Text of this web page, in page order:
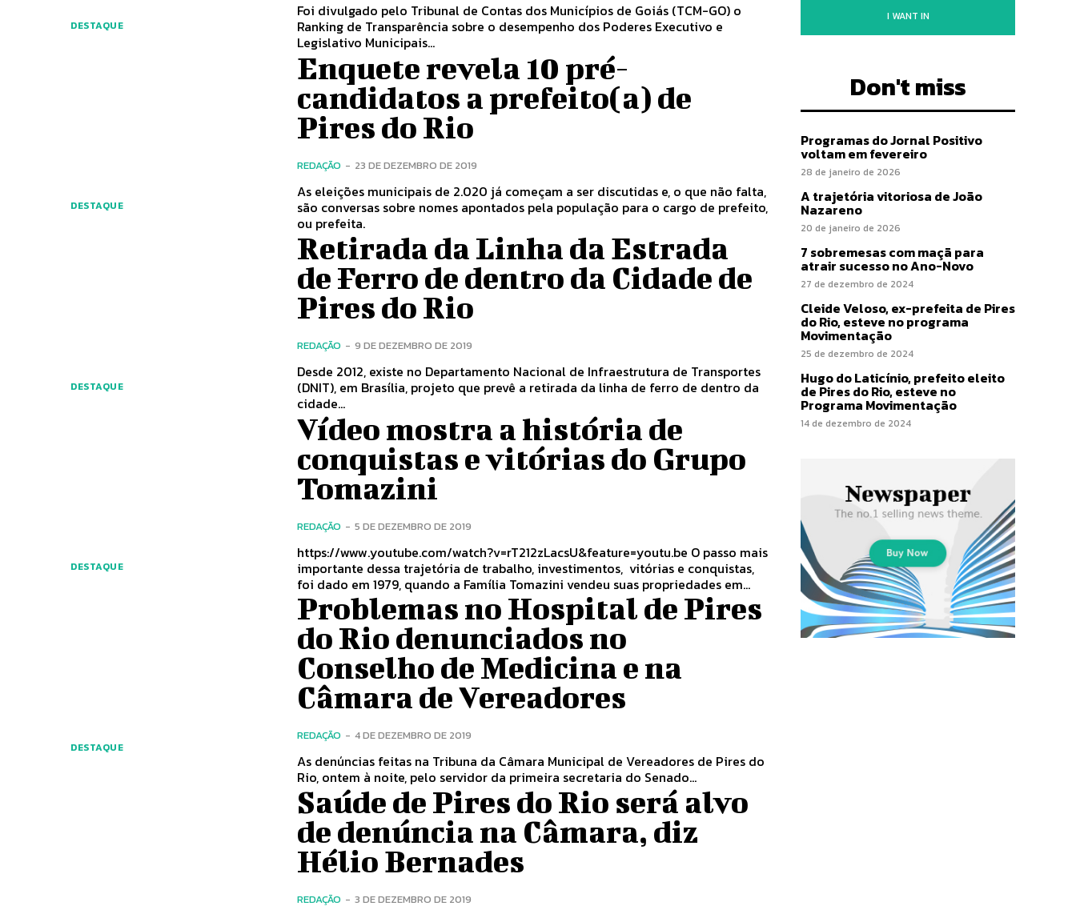
DESTAQUE
Foi divulgado pelo Tribunal de Contas dos Municípios de Goiás (TCM-GO) o
Ranking de Transparência sobre o desempenho dos Poderes Executivo e
Legislativo Municipais...
DESTAQUE
Enquete revela 10 pré-
candidatos a prefeito(a) de
Pires do Rio
REDAÇÃO - 23 DE DEZEMBRO DE 2019
As eleições municipais de 2.020 já começam a ser discutidas e, o que não falta,
são conversas sobre nomes apontados pela população para o cargo de prefeito,
ou prefeita.
DESTAQUE
Retirada da Linha da Estrada
de Ferro de dentro da Cidade de
Pires do Rio
REDAÇÃO - 9 DE DEZEMBRO DE 2019
Desde 2012, existe no Departamento Nacional de Infraestrutura de Transportes
(DNIT), em Brasília, projeto que prevê a retirada da linha de ferro de dentro da
cidade...
DESTAQUE
Vídeo mostra a história de
conquistas e vitórias do Grupo
Tomazini
REDAÇÃO - 5 DE DEZEMBRO DE 2019
https://www.youtube.com/watch?v=rT212zLacsU&feature=youtu.be O passo mais
importante dessa trajetória de trabalho, investimentos, vitórias e conquistas,
foi dado em 1979, quando a Família Tomazini vendeu suas propriedades em...
DESTAQUE
Problemas no Hospital de Pires
do Rio denunciados no
Conselho de Medicina e na
Câmara de Vereadores
REDAÇÃO - 4 DE DEZEMBRO DE 2019
As denúncias feitas na Tribuna da Câmara Municipal de Vereadores de Pires do
Rio, ontem à noite, pelo servidor da primeira secretaria do Senado...
Saúde de Pires do Rio será alvo
de denúncia na Câmara, diz
Hélio Bernades
REDAÇÃO - 3 DE DEZEMBRO DE 2019
I WANT IN
Don't miss
Programas do Jornal Positivo
voltam em fevereiro
28 de janeiro de 2026
A trajetória vitoriosa de João
Nazareno
20 de janeiro de 2026
7 sobremesas com maçã para
atrair sucesso no Ano-Novo
27 de dezembro de 2024
Cleide Veloso, ex-prefeita de Pires
do Rio, esteve no programa
Movimentação
25 de dezembro de 2024
Hugo do Laticínio, prefeito eleito
de Pires do Rio, esteve no
Programa Movimentação
14 de dezembro de 2024